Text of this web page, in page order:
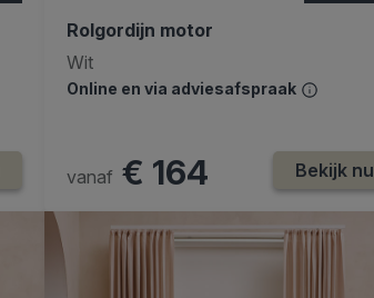
Rolgordijn motor
Wit
Online en via adviesafspraak
vanaf € 164 Bekijk nu